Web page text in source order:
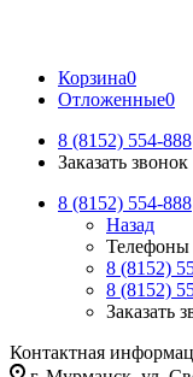
Корзина0
Отложенные0
8 (8152) 554-888
Заказать звонок
8 (8152) 554-888
Назад
Телефоны
8 (8152)
8 (8152)
Заказать
Контактная